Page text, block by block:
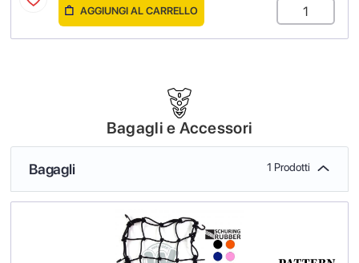
AGGIUNGI AL CARRELLO
Bagagli e Accessori
Bagagli 1 Prodotti